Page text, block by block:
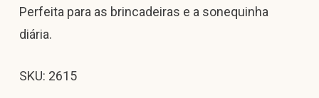
Perfeita para as brincadeiras e a sonequinha
diária.
SKU: 2615